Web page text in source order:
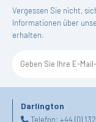
Vergessen Sie nicht,
Informationen über
erhalten.
Darlington
Telefon: +44 (0)